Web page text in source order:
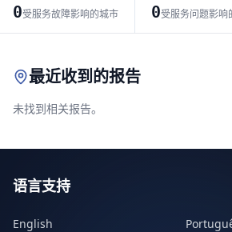
0受服务故障影响的城市 0受服务问题影响
最近收到的报告
未找到相关报告。
语言支持
English